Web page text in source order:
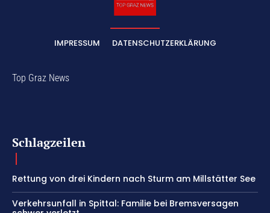
IMPRESSUM DATENSCHUTZERKLÄRUNG
Top Graz News
Schlagzeilen
Rettung von drei Kindern nach Sturm am Millstätter See
Verkehrsunfall in Spittal: Familie bei Bremsversagen